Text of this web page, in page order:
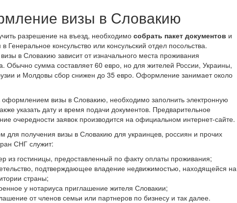
визы в Словакию
разрешение на въезд, необходимособрать пакет документов и
в Генеральное консульство или консульский отдел посольства.
в Словакию зависит от изначального места проживания
Обычно сумма составляет 60 евро, но для жителей России, Украины,
и Молдовы сбор снижен до 35 евро. Оформление занимает около
визы в Словакию, необходимо заполнить электронную
указать дату и время подачи документов. Предварительное
очередности заявок производится на официальном интернет-сайте.
для получения визы в Словакию для украинцев, россиян и прочих
СНГ служит:
из гостиницы, предоставленный по факту оплаты проживания;
подтверждающее владение недвижимостью, находящейся на
страны;
у нотариуса приглашение жителя Словакии;
от членов семьи или партнеров по бизнесу и так далее.